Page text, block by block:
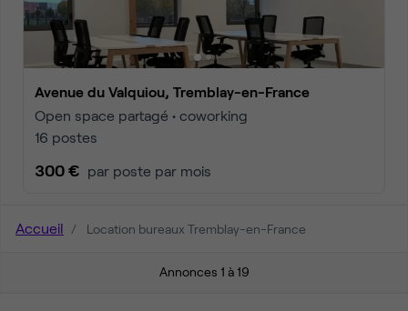
Avenue du Valquiou, Tremblay-en-France
Open space partagé • coworking
16 postes
300 € par poste par mois
Accueil Location bureaux Tremblay-en-France
Annonces 1 à 19